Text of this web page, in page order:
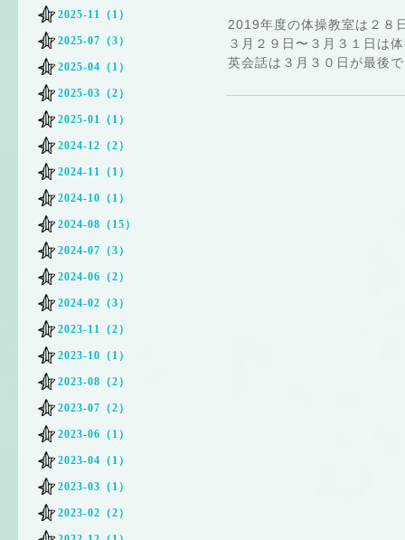
2019年度の体操教室は２８
３月２９日〜３月３１日は
英会話は３月３０日が最後
2025-11（1）
2025-07（3）
2025-04（1）
2025-03（2）
2025-01（1）
2024-12（2）
2024-11（1）
2024-10（1）
2024-08（15）
2024-07（3）
2024-06（2）
2024-02（3）
2023-11（2）
2023-10（1）
2023-08（2）
2023-07（2）
2023-06（1）
2023-04（1）
2023-03（1）
2023-02（2）